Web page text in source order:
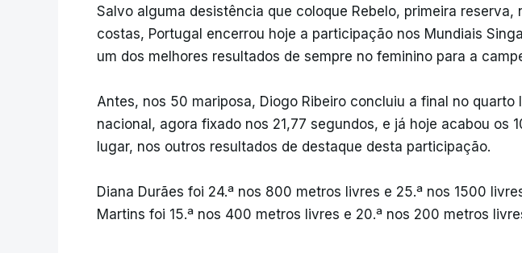
Salvo alguma desistência que coloque Rebelo, primeira reserva,
costas, Portugal encerrou hoje a participação nos Mundiais
um dos melhores resultados de sempre no feminino para a
Antes, nos 50 mariposa, Diogo Ribeiro concluiu a final no quarto
nacional, agora fixado nos 21,77 segundos, e já hoje acabou os
lugar, nos outros resultados de destaque desta participação.
Diana Durães foi 24.ª nos 800 metros livres e 25.ª nos 1500
Martins foi 15.ª nos 400 metros livres e 20.ª nos 200 metros